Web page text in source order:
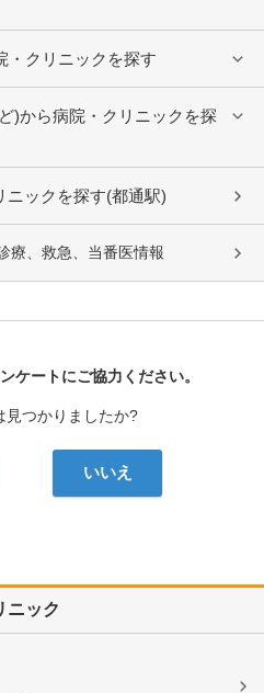
・クリニックを探す
)から病院・クリニックを探
ニックを探す(都通駅)
療、救急、当番医情報
ケートにご協力ください。
見つかりましたか?
いいえ
ニック